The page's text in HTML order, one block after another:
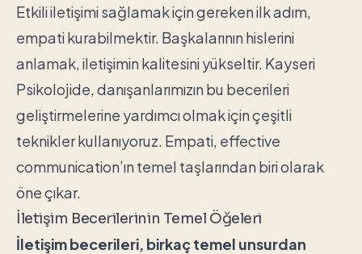
Etkili iletişimi sağlamak için gereken ilk adım,
empati kurabilmektir. Başkalarının hislerini
anlamak, iletişimin kalitesini yükseltir. Kayseri
Psikolojide, danışanlarımızın bu becerileri
geliştirmelerine yardımcı olmak için çeşitli
teknikler kullanıyoruz. Empati, effective
communication’ın temel taşlarından biri olarak
öne çıkar.
İletişim Becerilerinin Temel Öğeleri
İletişim becerileri, birkaç temel unsurdan